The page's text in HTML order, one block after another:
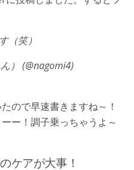
（笑）
） (@nagomi4)
ので早速書きますね～！
ー！調子乗っちゃうよ～
ケアが大事！